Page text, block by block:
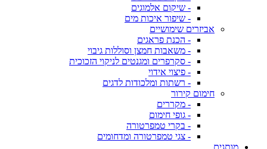
- שיקום אלמוגים
- שיפור איכות מים
אביזרים שימושיים
- הכנת פראגים
- משאבות חמצן וסוללות גיבוי
- סקרפרים ומגנטים לניקוי הזכוכית
- פיצוי אידוי
- רשתות ומלכודות לדגים
חימום קירור
- מקררים
- גופי חימום
- בקרי טמפרטורה
- צגי טמפרטורה ומדחומים
מותגים